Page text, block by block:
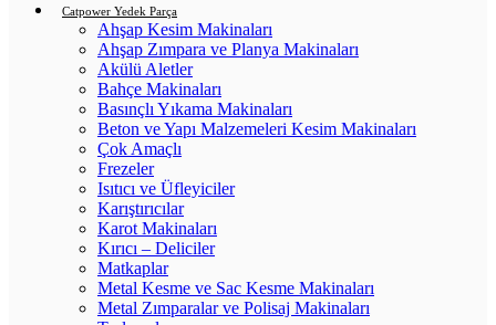
Catpower Yedek Parça
Ahşap Kesim Makinaları
Ahşap Zımpara ve Planya Makinaları
Akülü Aletler
Bahçe Makinaları
Basınçlı Yıkama Makinaları
Beton ve Yapı Malzemeleri Kesim Makinaları
Çok Amaçlı
Frezeler
Isıtıcı ve Üfleyiciler
Karıştırıcılar
Karot Makinaları
Kırıcı – Deliciler
Matkaplar
Metal Kesme ve Sac Kesme Makinaları
Metal Zımparalar ve Polisaj Makinaları